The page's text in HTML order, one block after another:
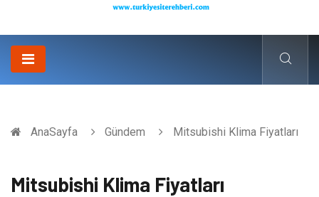
AnaSayfa Gündem Mitsubishi Klima Fiyatları
Mitsubishi Klima Fiyatları